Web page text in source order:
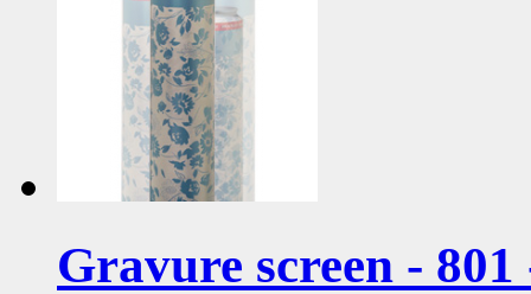
Gravure screen - 801